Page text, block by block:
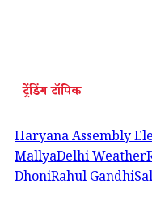
ट्रेंडिंग टॉपिक
Haryana Assembly
MallyaDelhi Weather
DhoniRahul Gandhi